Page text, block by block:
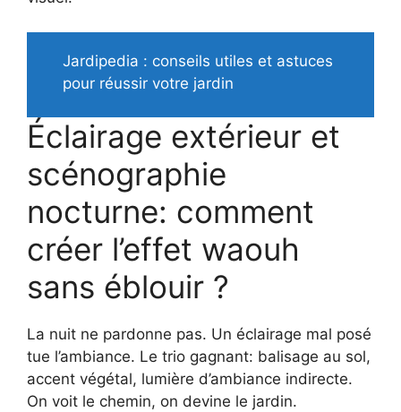
Jardipedia : conseils utiles et astuces
pour réussir votre jardin
Éclairage extérieur et
scénographie
nocturne: comment
créer l’effet waouh
sans éblouir ?
La nuit ne pardonne pas. Un éclairage mal posé
tue l’ambiance. Le trio gagnant: balisage au sol,
accent végétal, lumière d’ambiance indirecte.
On voit le chemin, on devine le jardin.